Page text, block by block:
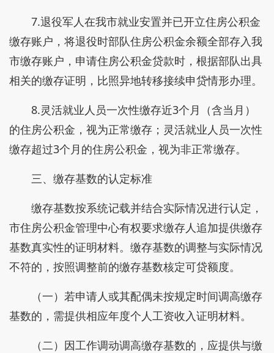
7.退役军人在我市就业安置并已开立住房公积金
缴存账户，将退役时部队住房公积金余额全部存入我
市缴存账户，申请住房公积金贷款时，根据部队出具
相关的缴存证明，比照异地转移接续申贷情形办理。
8.灵活就业人员一次性缴存近3个月（含当月）
的住房公积金，视为正常缴存；灵活就业人员一次性
缴存超过3个月的住房公积金，视为非正常缴存。
三、缴存基数的认定标准
缴存基数按系统记载并结合实际情况进行认定，
市住房公积金管理中心有权要求缴存人追加提供缴存
基数真实性的证明材料。缴存基数的调整与实际情况
不符的，按照调整前的缴存基数核定可贷额度。
（一）若申请人或其配偶未按规定时间调高缴存
基数的，需提供相应年度个人工资收入证明材料。
（二）因工作调动调高缴存基数的，应提供与缴